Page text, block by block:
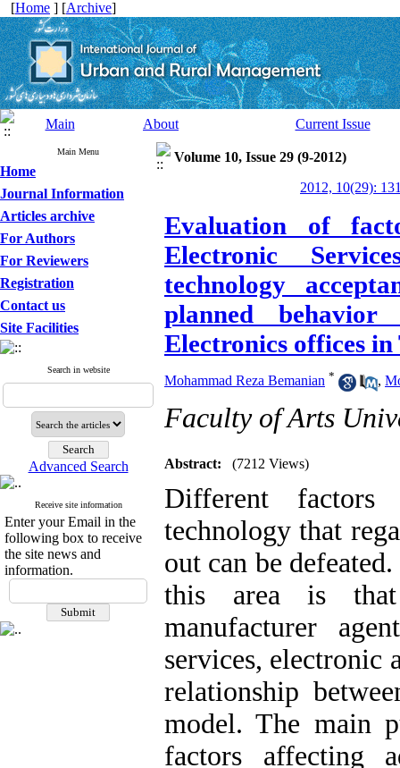
[Home ] [Archive]
Main About Current Issue
Main Menu
Home
Journal Information
Articles archive
For Authors
For Reviewers
Registration
Contact us
Site Facilities
Search in website
Advanced Search
Receive site information
Enter your Email in the
following box to receive
the site news and
information.
Volume 10, Issue 29 (9-2012)
2012, 10(29):
Evaluation of
Electronic
technology
planned
Electronics offices in
Mohammad Reza Bemanian * ,
Faculty of Arts
Abstract: (7212 Views)
Different
technology that
out can be
this area is
manufacturer
services, electronic
relationship
model. The main
factors affecting